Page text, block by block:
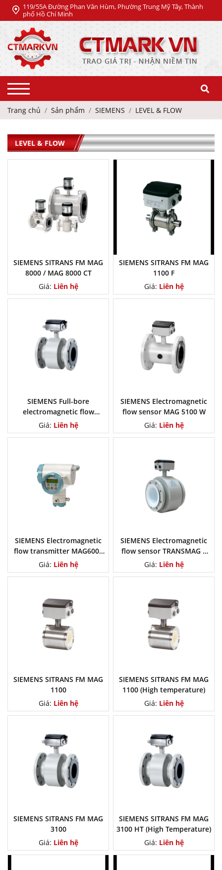
119/55A Đường Phan Văn Hùm, Phường Trung Mỹ Tây, Thành
phố Hồ Chí Minh
Trang chủ Sản phẩm SIEMENS LEVEL & FLOW
LEVEL & FLOW
SIEMENS SITRANS FM MAG
8000 / MAG 8000 CT
Giá: Liên hệ
SIEMENS SITRANS FM MAG
1100 F
Giá: Liên hệ
SIEMENS Full-bore
electromagnetic flow
sensor MAG 3100 P
Giá: Liên hệ
SIEMENS Electromagnetic
flow sensor MAG 5100 W
Giá: Liên hệ
SIEMENS Electromagnetic
flow transmitter MAG6000
I/MAG6000 I Ex
Giá: Liên hệ
SIEMENS Electromagnetic
flow sensor TRANSMAG 2
with sensor 911/E
Giá: Liên hệ
SIEMENS SITRANS FM MAG
1100
Giá: Liên hệ
SIEMENS SITRANS FM MAG
1100 (High temperature)
Giá: Liên hệ
SIEMENS SITRANS FM MAG
3100
Giá: Liên hệ
SIEMENS SITRANS FM MAG
3100 HT (High Temperature)
Giá: Liên hệ